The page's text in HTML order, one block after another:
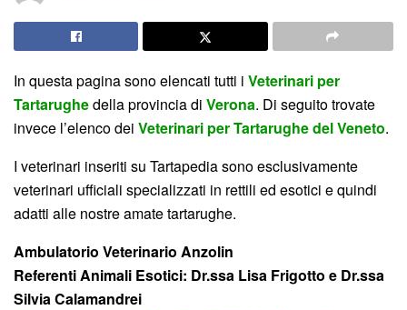
In questa pagina sono elencati tutti i Veterinari per
Tartarughedella provincia di Verona. Di seguito trovate
invece l’elenco dei Veterinari per Tartarughe del Veneto.
I veterinari inseriti su Tartapedia sono esclusivamente
veterinari ufficiali specializzati in rettili ed esotici e quindi
adatti alle nostre amate tartarughe.
Ambulatorio Veterinario Anzolin
Referenti Animali Esotici: Dr.ssa Lisa Frigotto e Dr.ssa
Silvia Calamandrei